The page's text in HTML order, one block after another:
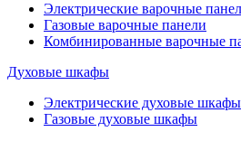
Электрические варочные
Газовые варочные панели
Комбинированные варочные
Духовые шкафы
Электрические духовые шкафы
Газовые духовые шкафы